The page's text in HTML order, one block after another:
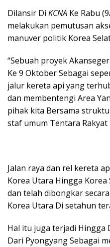
Dilansir Di KCNA Ke Rabu
melakukan pemutusan
manuver politik Korea
“Sebuah proyek
Ke 9 Oktober Sebagai
jalur kereta api yang
dan membentengi Area
pihak kita Bersama
staf umum Tentara Rakyat
Jalan raya dan rel kereta
Korea Utara Hingga
dan telah dibongkar
Korea Utara Di setahun
Hal itu juga terjadi Hingga
Dari Pyongyang Sebagai